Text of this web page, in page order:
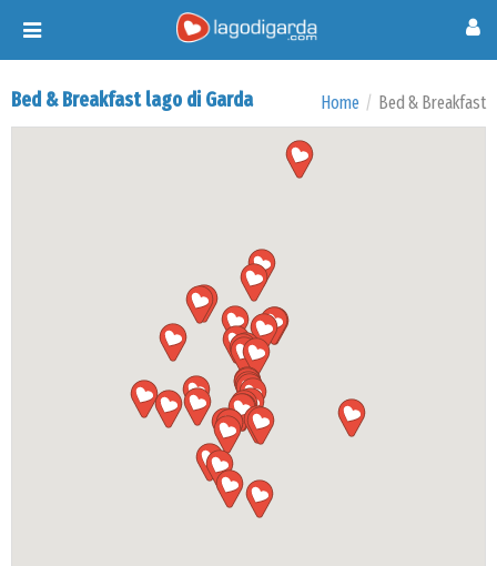
Toggle
navigation
Home Bed & Breakfast
Bed & Breakfast lago di Garda